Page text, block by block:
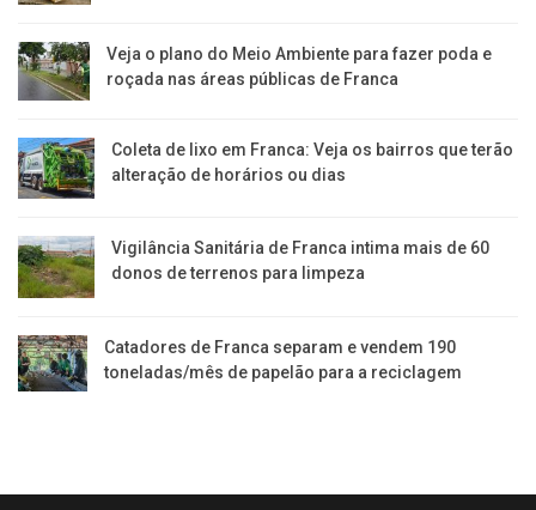
Veja o plano do Meio Ambiente para fazer poda e
roçada nas áreas públicas de Franca
Coleta de lixo em Franca: Veja os bairros que terão
alteração de horários ou dias
Vigilância Sanitária de Franca intima mais de 60
donos de terrenos para limpeza
Catadores de Franca separam e vendem 190
toneladas/mês de papelão para a reciclagem